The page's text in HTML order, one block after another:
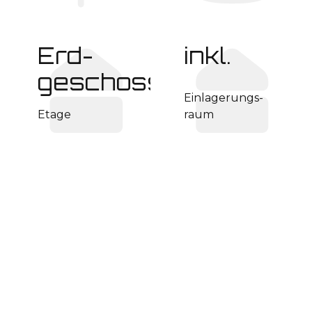
Erd­
geschoss
Etage
inkl.
Einlagerungs­
raum